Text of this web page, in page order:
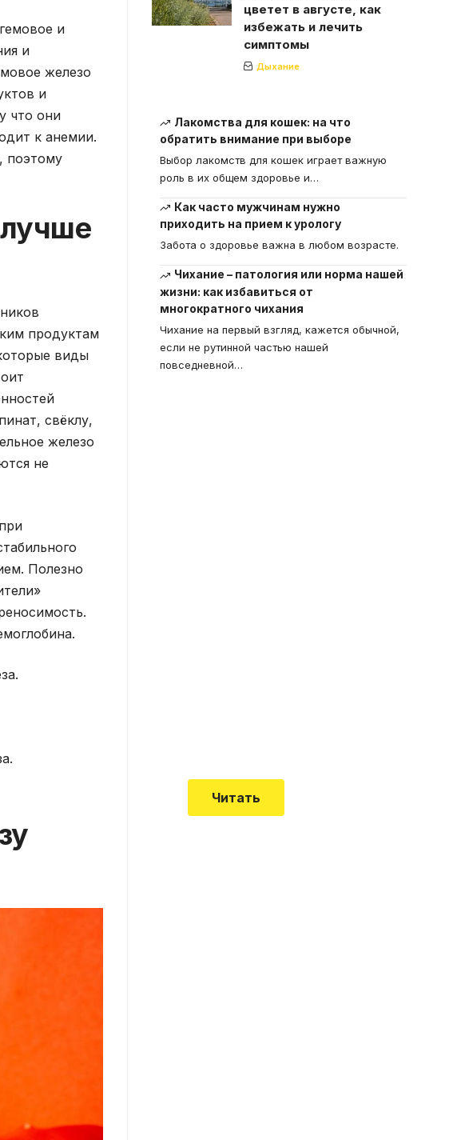
и
и
железо
и
что они
к анемии.
поэтому
продуктам
виды
свёклу,
железо
не
Полезно
цветет в августе, как
избежать и лечить
симптомы
Дыхание
Лакомства для кошек: на что
обратить внимание при выборе
Выбор лакомств для кошек играет важную
роль в их общем здоровье и…
Как часто мужчинам нужно
приходить на прием к урологу
Забота о здоровье важна в любом возрасте.
Чихание – патология или норма нашей
жизни: как избавиться от
многократного чихания
Чихание на первый взгляд, кажется обычной,
если не рутинной частью нашей
повседневной…
Читать